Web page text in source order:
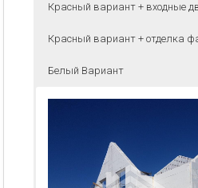
Красный вариант + входные
Красный вариант + отделка
Белый Вариант